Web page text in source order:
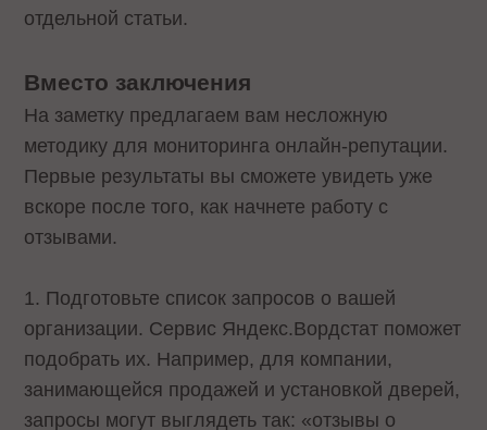
отдельной статьи.
Вместо заключения
На заметку предлагаем вам несложную
методику для мониторинга онлайн-репутации.
Первые результаты вы сможете увидеть уже
вскоре после того, как начнете работу с
отзывами.
1. Подготовьте список запросов о вашей
организации. Сервис Яндекс.Вордстат поможет
подобрать их. Например, для компании,
занимающейся продажей и установкой дверей,
запросы могут выглядеть так: «отзывы о